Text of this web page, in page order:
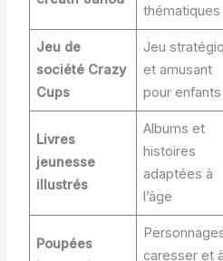
thématiques
Jeu de
société Crazy
Cups
Jeu
et amusant
pour enfants
Livres
jeunesse
illustrés
Albums et
histoires
adaptées à
l’âge
Poupées
caresser et à